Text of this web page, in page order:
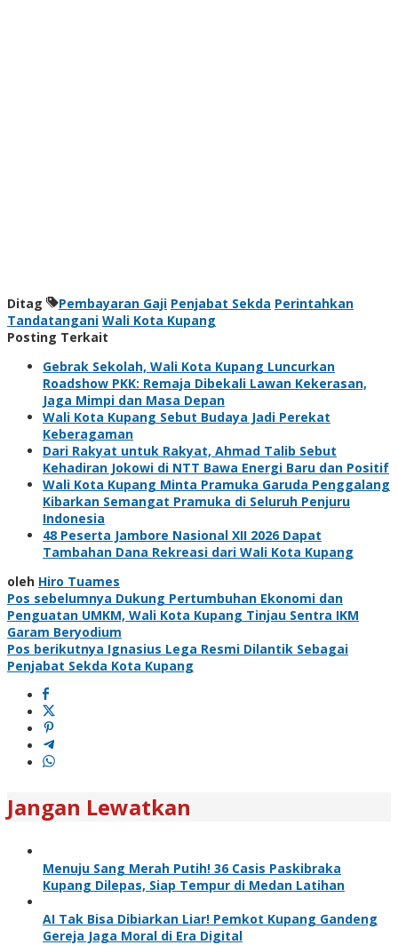
Ditag Pembayaran Gaji Penjabat Sekda Perintahkan
Tandatangani Wali Kota Kupang
Posting Terkait
Gebrak Sekolah, Wali Kota Kupang Luncurkan
Roadshow PKK: Remaja Dibekali Lawan Kekerasan,
Jaga Mimpi dan Masa Depan
Wali Kota Kupang Sebut Budaya Jadi Perekat
Keberagaman
Dari Rakyat untuk Rakyat, Ahmad Talib Sebut
Kehadiran Jokowi di NTT Bawa Energi Baru dan Positif
Wali Kota Kupang Minta Pramuka Garuda Penggalang
Kibarkan Semangat Pramuka di Seluruh Penjuru
Indonesia
48 Peserta Jambore Nasional XII 2026 Dapat
Tambahan Dana Rekreasi dari Wali Kota Kupang
oleh Hiro Tuames
Navigasi
pos
Pos sebelumnya Dukung Pertumbuhan Ekonomi dan
Penguatan UMKM, Wali Kota Kupang Tinjau Sentra IKM
Garam Beryodium
Pos berikutnya Ignasius Lega Resmi Dilantik Sebagai
Penjabat Sekda Kota Kupang
Jangan Lewatkan
Menuju Sang Merah Putih! 36 Casis Paskibraka
Kupang Dilepas, Siap Tempur di Medan Latihan
AI Tak Bisa Dibiarkan Liar! Pemkot Kupang Gandeng
Gereja Jaga Moral di Era Digital